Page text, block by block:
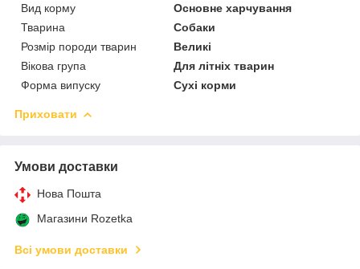
Вид корму
Основне харчування
Тварина
Собаки
Розмір породи тварин
Великі
Вікова група
Для літніх тварин
Форма випуску
Сухі корми
Приховати
Умови доставки
Нова Пошта
Магазини Rozetka
Всі умови доставки